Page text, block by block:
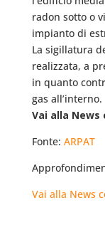
radon sotto o
impianto di
La sigillatura
realizzata, a
in quanto
gas all’interno.
Vai alla News
Fonte: ARPAT
Vai alla News